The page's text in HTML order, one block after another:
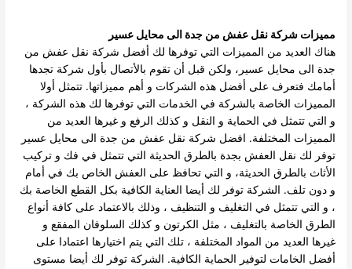
مميزات شركة نقل عفش من جدة الى محايل عسير
هناك العديد من المميزات التي توفرها لك أفضل شركة نقل عفش من
جدة الى محايل عسير، ولكن قبل أن تقوم بالأتصال بأول شركة تجدها
أمامك فتعرف على أفضل هذه الشركات و أهم مميزاتها. تتمثل أولا
المميزات الخاصة بالشركة في الخدمات التي توفرها لك هذه الشركة ،
و التي تتمثل في الحماية و النقل و كذلك الرفع و غيرها العديد من
المميزات المختلفة. افضل شركة نقل عفش من جدة الى محايل عسير
توفر لك نقل العفش بجدة بالطرق الحديثة التي تتمثل في فك و تركيب
الأثاث بالطرق الحديثة، و التي تحافظ على العفش الخاص بك في أمام
و دون تلف. الشركة توفر لك أيضا العناية الكافية بكل القطع الخاصة بك
، و التي تتمثل في التغليف و التنظيف ، وذلك بالاعتماد على كافة أنواع
الطرق الخاصة بالتغليف ، مثل الكرتون و كذلك السلوفان المفقع و
غيرها العديد من المواد المختلفة ، تلك التي يتم اختيارها اعتمادا على
أفضل الخامات لتوفير الحماية الكافية. الشركة توفر لك أيضا مستوى